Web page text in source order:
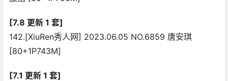
[7.8 更新 1 套]
142.[XiuRen秀人网] 2023.06.05 NO.6859 唐安琪
[80+1P743M]
[7.1 更新 1 套]